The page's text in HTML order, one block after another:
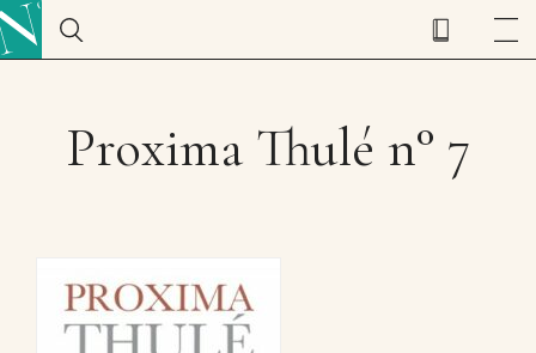
Proxima Thulé n° 7